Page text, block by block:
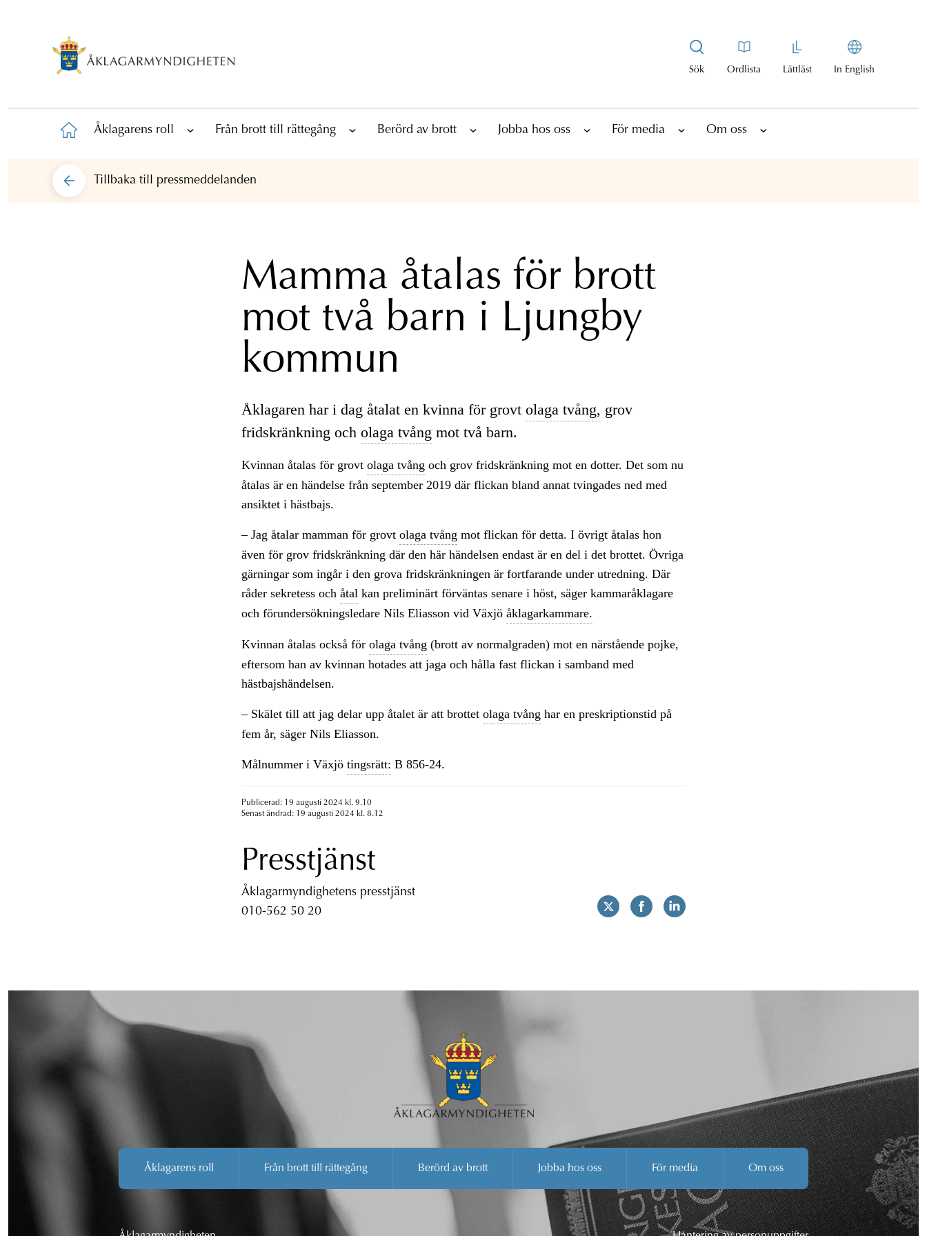
Sök Ordlista Lättläst In English
Åklagarens roll Från brott till rättegång Berörd av brott Jobba hos oss För media Om oss
Tillbaka till pressmeddelanden
Mamma åtalas för brott
mot två barn i Ljungby
kommun
Åklagaren har i dag åtalat en kvinna för grovt olaga tvång, grov
fridskränkning och olaga tvång mot två barn.
Kvinnan åtalas för grovt olaga tvång och grov fridskränkning mot en dotter. Det som nu
åtalas är en händelse från september 2019 där flickan bland annat tvingades ned med
ansiktet i hästbajs.
– Jag åtalar mamman för grovt olaga tvång mot flickan för detta. I övrigt åtalas hon
även för grov fridskränkning där den här händelsen endast är en del i det brottet. Övriga
gärningar som ingår i den grova fridskränkningen är fortfarande under utredning. Där
råder sekretess och åtal kan preliminärt förväntas senare i höst, säger kammaråklagare
och förundersökningsledare Nils Eliasson vid Växjö åklagarkammare.
Kvinnan åtalas också för olaga tvång (brott av normalgraden) mot en närstående pojke,
eftersom han av kvinnan hotades att jaga och hålla fast flickan i samband med
hästbajshändelsen.
– Skälet till att jag delar upp åtalet är att brottet olaga tvång har en preskriptionstid på
fem år, säger Nils Eliasson.
Målnummer i Växjö tingsrätt: B 856-24.
Publicerad: 19 augusti 2024 kl. 9.10
Senast ändrad: 19 augusti 2024 kl. 8.12
Presstjänst
Åklagarmyndighetens presstjänst
010-562 50 20
Åklagarens roll Från brott till rättegång Berörd av brott Jobba hos oss För media Om oss